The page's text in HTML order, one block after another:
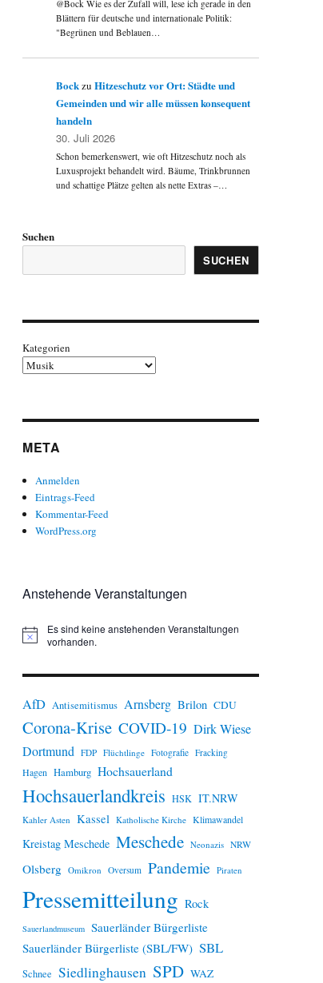
@Bock Wie es der Zufall will, lese ich gerade in den
Blättern für deutsche und internationale Politik:
"Begrünen und Beblauen…
BockzuHitzeschutz vor Ort: Städte und
Gemeinden und wir alle müssen konsequent
handeln
30. Juli 2026
Schon bemerkenswert, wie oft Hitzeschutz noch als
Luxusprojekt behandelt wird. Bäume, Trinkbrunnen
und schattige Plätze gelten als nette Extras –…
Suchen
SUCHEN
Kategorien
META
Anmelden
Eintrags-Feed
Kommentar-Feed
WordPress.org
Anstehende Veranstaltungen
H
w
Es sind keine anstehenden Veranstaltungen
vorhanden.
AfD Antisemitismus Arnsberg Brilon CDU
Corona-Krise COVID-19 Dirk Wiese
Dortmund FDP Flüchtlinge Fotografie Fracking
Hagen Hamburg Hochsauerland
Hochsauerlandkreis HSK IT.NRW
Kahler Asten Kassel Katholische Kirche Klimawandel
Kreistag Meschede Meschede Neonazis NRW
Olsberg Omikron Oversum Pandemie Piraten
Pressemitteilung Rock
Sauerlandmuseum Sauerländer Bürgerliste
Sauerländer Bürgerliste (SBL/FW) SBL
Schnee Siedlinghausen SPD WAZ